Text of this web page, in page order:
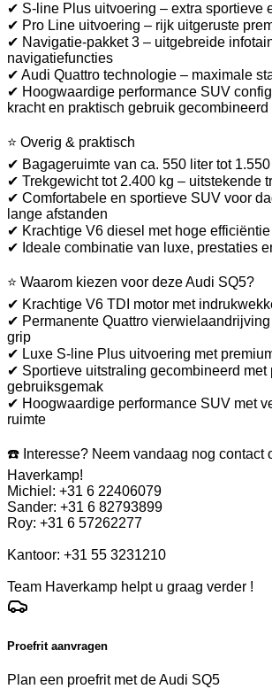
✔ S-line Plus uitvoering – extra sportieve
✔ Pro Line uitvoering – rijk uitgeruste
✔ Navigatie-pakket 3 – uitgebreide
navigatiefuncties
✔ Audi Quattro technologie – maximale
✔ Hoogwaardige performance SUV
kracht en praktisch gebruik gecombineerd
⭐ Overig & praktisch
✔ Bagageruimte van ca. 550 liter tot
✔ Trekgewicht tot 2.400 kg – uitstekende
✔ Comfortabele en sportieve SUV voor
lange afstanden
✔ Krachtige V6 diesel met hoge
✔ Ideale combinatie van luxe, prestaties
⭐ Waarom kiezen voor deze Audi SQ5?
✔ Krachtige V6 TDI motor met
✔ Permanente Quattro
grip
✔ Luxe S-line Plus uitvoering met
✔ Sportieve uitstraling gecombineerd met
gebruiksgemak
✔ Hoogwaardige performance SUV met
ruimte
☎️ Interesse? Neem vandaag nog contact
Haverkamp!
Michiel: +31 6 22406079
Sander: +31 6 82793899
Roy: +31 6 57262277
Kantoor: +31 55 3231210
Team Haverkamp helpt u graag verder !
Proefrit aanvragen
Plan een proefrit met de Audi SQ5